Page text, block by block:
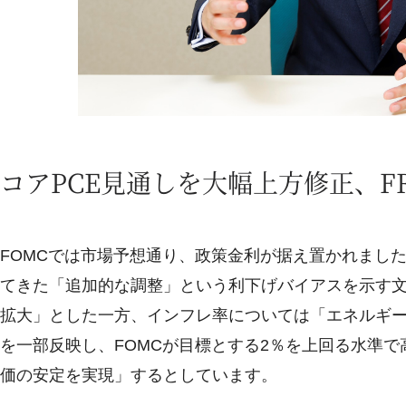
コアPCE見通しを大幅上方修正、
FOMCでは市場予想通り、政策金利が据え置かれまし
てきた「追加的な調整」という利下げバイアスを示す
拡大」とした一方、インフレ率については「エネルギ
を一部反映し、FOMCが目標とする2％を上回る水準
価の安定を実現」するとしています。